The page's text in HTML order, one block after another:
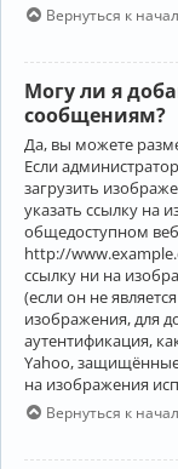
Вернуться к
Могу ли я
сообщениям?
Да, вы можете
Если
загрузить
указать ссылку на
общедоступном
http://
ссылку ни на
(если он не
изображения, для
аутентификация,
Yahoo, защищённые
на изображения
Вернуться к